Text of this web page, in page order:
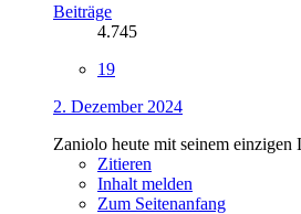
Beiträge
4.745
19
2. Dezember 2024
Zaniolo heute mit seinem einzigen
Zitieren
Inhalt melden
Zum Seitenanfang